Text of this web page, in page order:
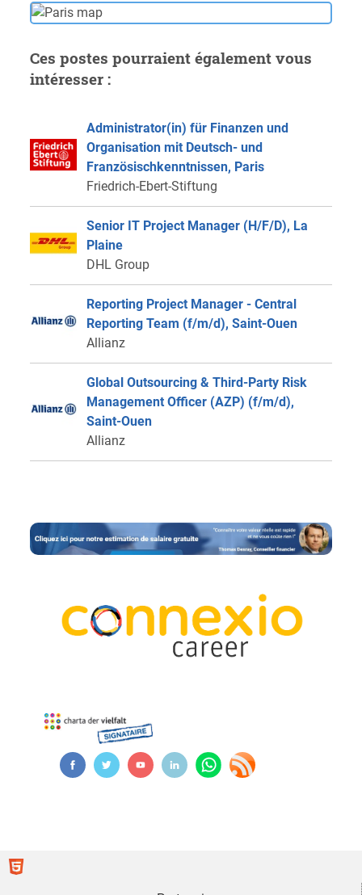
Ces postes pourraient également vous
intéresser :
Administrator(in) für Finanzen und
Organisation mit Deutsch- und
Französischkenntnissen, Paris
Friedrich-Ebert-Stiftung
Senior IT Project Manager (H/F/D), La
Plaine
DHL Group
Reporting Project Manager - Central
Reporting Team (f/m/d), Saint-Ouen
Allianz
Global Outsourcing & Third-Party Risk
Management Officer (AZP) (f/m/d),
Saint-Ouen
Allianz